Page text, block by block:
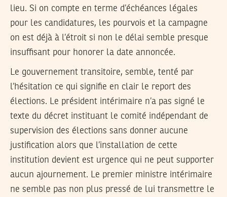
lieu. Si on compte en terme d’échéances légales
pour les candidatures, les pourvois et la campagne
on est déjà à l’étroit si non le délai semble presque
insuffisant pour honorer la date annoncée.
Le gouvernement transitoire, semble, tenté par
l’hésitation ce qui signifie en clair le report des
élections. Le président intérimaire n’a pas signé le
texte du décret instituant le comité indépendant de
supervision des élections sans donner aucune
justification alors que l’installation de cette
institution devient est urgence qui ne peut supporter
aucun ajournement. Le premier ministre intérimaire
ne semble pas non plus pressé de lui transmettre le